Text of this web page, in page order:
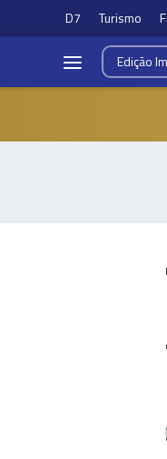
D7 Turismo
Edição